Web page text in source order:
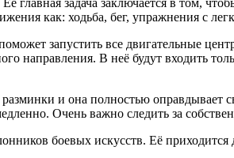
главная задача заключается в том,
как: ходьба, бег, упражнения с
запустить все двигательные
направления. В неё будут входить
и она полностью оправдывает
Очень важно следить за
боевых искусств. Её